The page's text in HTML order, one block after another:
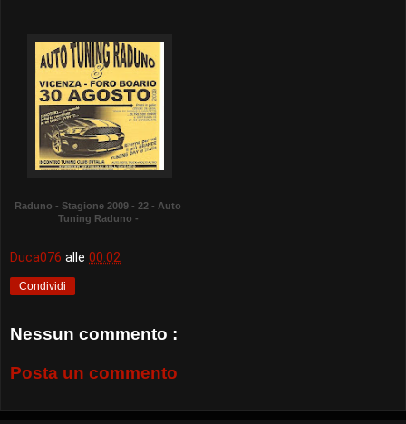
Raduno - Stagione 2009 - 22 - Auto
Tuning Raduno -
Duca076 alle 00:02
Condividi
Nessun commento :
Posta un commento